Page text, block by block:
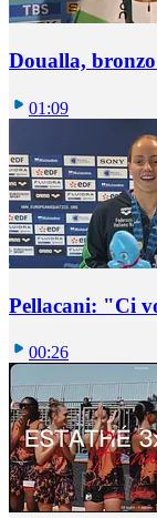
Doualla,
01:09
Pellacani: "Ci
00:26